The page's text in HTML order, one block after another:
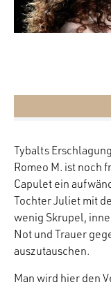
Tybalts
Romeo M. ist noch
Capulet ein
Tochter Juliet mit
wenig Skrupel,
Not und Trauer
auszutauschen.
Man wird hier den